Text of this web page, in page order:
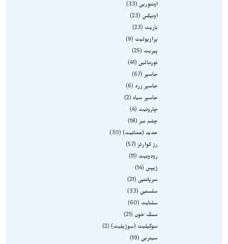
اونتورین 33
اونیکس
23
باریت
23
پرازیولیت
9
پیریت
25
تورمالین 41
جاسپر 67
جاسپر زرد
6
جاسپر سیاه
2
چاروئیت
4
چشم ببر 18
حدید (هماتیت) 30
رز کوارتز 57
رودونیت
11
ژیپس
14
سرپانتین 21
سلستین 33
سلنایت
60
سنگ خون
21
سوگیلیت (سوژیلیت) 2
سیترین 19